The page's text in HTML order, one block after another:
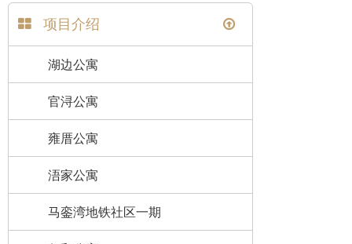
项目介绍
湖边公寓
官浔公寓
雍厝公寓
浯家公寓
马銮湾地铁社区一期